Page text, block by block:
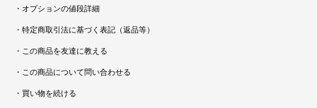
・オプションの値段詳細
・特定商取引法に基づく表記（返品等）
・この商品を友達に教える
・この商品について問い合わせる
・買い物を続ける